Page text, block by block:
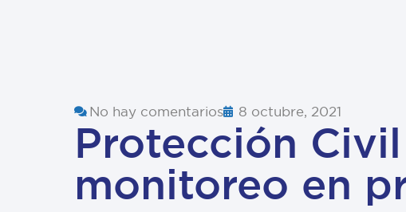
No hay comentarios 8 octubre, 2021
Protección
monitoreo en